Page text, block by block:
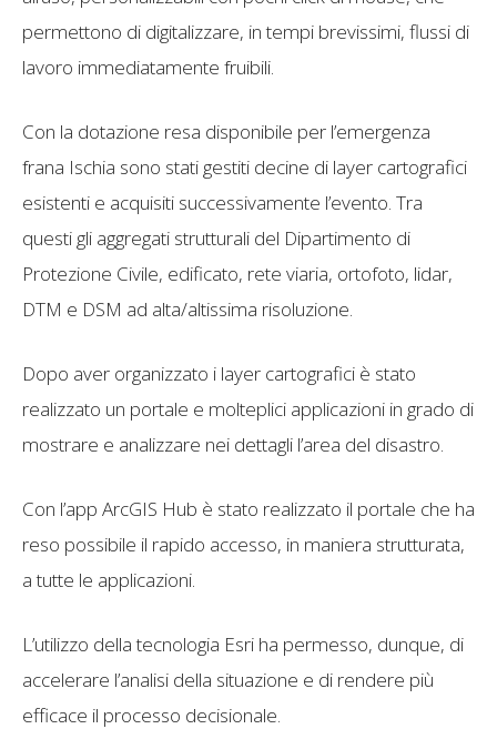
permettono di digitalizzare, in tempi brevissimi, flussi di
lavoro immediatamente fruibili.
Con la dotazione resa disponibile per l’emergenza
frana Ischia sono stati gestiti decine di layer cartografici
esistenti e acquisiti successivamente l’evento. Tra
questi gli aggregati strutturali del Dipartimento di
Protezione Civile, edificato, rete viaria, ortofoto, lidar,
DTM e DSM ad alta/altissima risoluzione.
Dopo aver organizzato i layer cartografici è stato
realizzato un portale e molteplici applicazioni in grado di
mostrare e analizzare nei dettagli l’area del disastro.
Con l’app ArcGIS Hub è stato realizzato il portale che ha
reso possibile il rapido accesso, in maniera strutturata,
a tutte le applicazioni.
L’utilizzo della tecnologia Esri ha permesso, dunque, di
accelerare l’analisi della situazione e di rendere più
efficace il processo decisionale.